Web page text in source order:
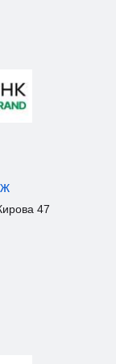
47